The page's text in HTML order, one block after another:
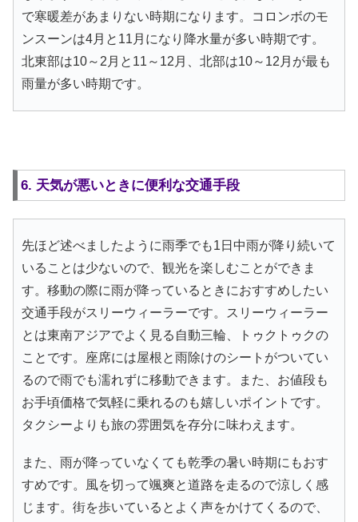
で寒暖差があまりない時期になります。コロンボのモ
ンスーンは4月と11月になり降水量が多い時期です。
北東部は10～2月と11～12月、北部は10～12月が最も
雨量が多い時期です。
6. 天気が悪いときに便利な交通手段
先ほど述べましたように雨季でも1日中雨が降り続いて
いることは少ないので、観光を楽しむことができま
す。移動の際に雨が降っているときにおすすめしたい
交通手段がスリーウィーラーです。スリーウィーラー
とは東南アジアでよく見る自動三輪、トゥクトゥクの
ことです。座席には屋根と雨除けのシートがついてい
るので雨でも濡れずに移動できます。また、お値段も
お手頃価格で気軽に乗れるのも嬉しいポイントです。
タクシーよりも旅の雰囲気を存分に味わえます。
また、雨が降っていなくても乾季の暑い時期にもおす
すめです。風を切って颯爽と道路を走るので涼しく感
じます。街を歩いているとよく声をかけてくるので、